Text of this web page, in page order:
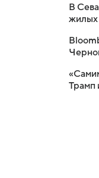
В
жилых
Трамп